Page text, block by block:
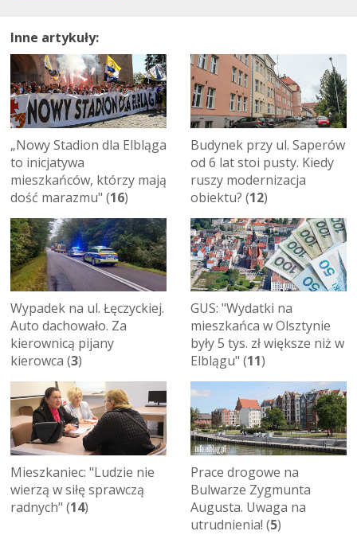
Inne artykuły:
„Nowy Stadion dla Elbląga
to inicjatywa
mieszkańców, którzy mają
dość marazmu" (16)
Budynek przy ul. Saperów
od 6 lat stoi pusty. Kiedy
ruszy modernizacja
obiektu? (12)
Wypadek na ul. Łęczyckiej.
Auto dachowało. Za
kierownicą pijany
kierowca (3)
GUS: "Wydatki na
mieszkańca w Olsztynie
były 5 tys. zł większe niż w
Elblągu" (11)
Mieszkaniec: "Ludzie nie
wierzą w siłę sprawczą
radnych" (14)
Prace drogowe na
Bulwarze Zygmunta
Augusta. Uwaga na
utrudnienia! (5)